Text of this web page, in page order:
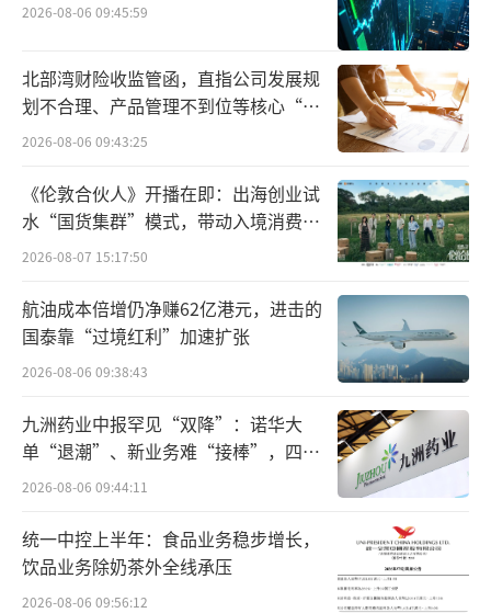
从二级市场表现看，6月27日，超七成概念
股飘红。其中，宁波华翔、富特科技、海泰
科、泰鸿万立等个股涨幅居前。
泰鸿万立大方承认
同花顺数据显示，2025年6月24日，泰鸿
万立新增“小米汽车”概念，成为最新被纳入
该指数的三只个股之一。
据6月23日互动易消息：公司主要客户包括
2026-08-06 09:45:59
北部湾财险收监管函，直指公司发展规
划不合理、产品管理不到位等核心“痛
点”
2026-08-06 09:43:25
《伦敦合伙人》开播在即：出海创业试
水“国货集群”模式，带动入境消费反
向种草
2026-08-07 15:17:50
航油成本倍增仍净赚62亿港元，进击的
国泰靠“过境红利”加速扩张
2026-08-06 09:38:43
九洲药业中报罕见“双降”：诺华大
单“退潮”、新业务难“接棒”，四大
难关待闯
2026-08-06 09:44:11
统一中控上半年：食品业务稳步增长，
饮品业务除奶茶外全线承压
2026-08-06 09:56:12